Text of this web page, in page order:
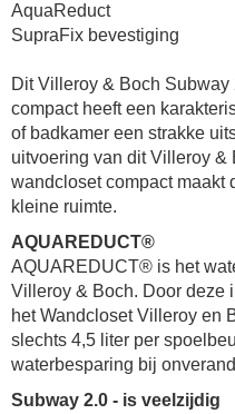
AquaReduct
SupraFix bevestiging
Dit Villeroy & Boch
compact heeft een
of badkamer een strakke
uitvoering van dit Villeroy
wandcloset compact maakt
kleine ruimte.
AQUAREDUCT®
AQUAREDUCT® is het
Villeroy & Boch. Door deze
het Wandcloset Villeroy en
slechts 4,5 liter per
waterbesparing bij
Subway 2.0 - is veelzijdig